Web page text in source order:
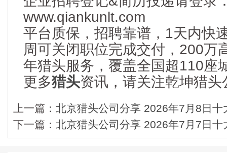
www.qiankunlt.com
平台质保，招聘靠谱，1天内快
周可关闭职位完成交付，200万
年猎头服务，覆盖全国超110座
更多猎头资讯，请关注乾坤猎
上一篇： 北京猎头公司分享 2026年7月8日十
下一篇： 北京猎头公司分享 2026年7月7日十